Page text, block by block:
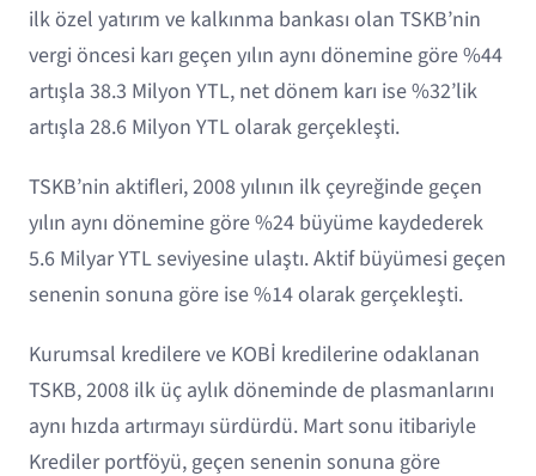
ilk özel yatırım ve kalkınma bankası olan TSKB’nin
vergi öncesi karı geçen yılın aynı dönemine göre %44
artışla 38.3 Milyon YTL, net dönem karı ise %32’lik
artışla 28.6 Milyon YTL olarak gerçekleşti.
TSKB’nin aktifleri, 2008 yılının ilk çeyreğinde geçen
yılın aynı dönemine göre %24 büyüme kaydederek
5.6 Milyar YTL seviyesine ulaştı. Aktif büyümesi geçen
senenin sonuna göre ise %14 olarak gerçekleşti.
Kurumsal kredilere ve KOBİ kredilerine odaklanan
TSKB, 2008 ilk üç aylık döneminde de plasmanlarını
aynı hızda artırmayı sürdürdü. Mart sonu itibariyle
Krediler portföyü, geçen senenin sonuna göre